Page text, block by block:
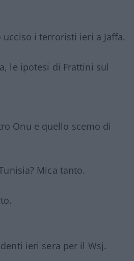
i terroristi ieri a Jaffa.
le ipotesi di Frattini sul
Onu e quello scemo di
Mica tanto.
ieri sera per il Wsj.